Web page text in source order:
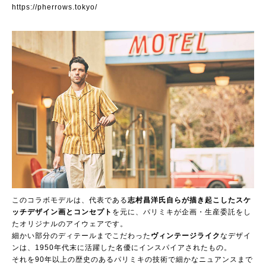
https://pherrows.tokyo/
このコラボモデルは、代表である志村昌洋氏自らが描き起こしたスケ
ッチデザイン画とコンセプト を元に、パリミキが企画・生産委託をし
たオリジナルのアイウェアです。
細かい部分のディテールまでこだわった ヴィンテージライクなデザイ
ンは、1950年代末に活躍した名優にインスパイアされたもの。
それを90年以上の歴史のあるパリミキの技術で細かなニュアンスまで